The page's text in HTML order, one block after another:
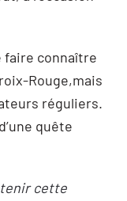
faire connaître
Rouge,mais
réguliers.
quête
cette